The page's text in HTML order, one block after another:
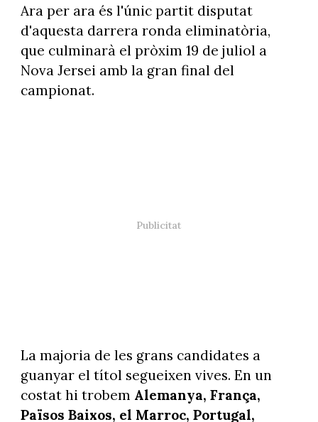
Ara per ara és l'únic partit disputat
d'aquesta darrera ronda eliminatòria,
que culminarà el pròxim 19 de juliol a
Nova Jersei amb la gran final del
campionat.
La majoria de les grans candidates a
guanyar el títol segueixen vives. En un
costat hi trobem Alemanya, França,
Països Baixos, el Marroc, Portugal,